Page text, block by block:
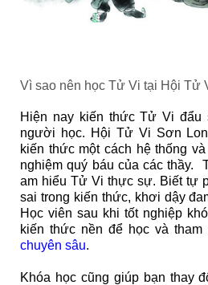
Vì sao nên học Tử Vi tại Hội Tử
Hiện nay kiến thức Tử Vi đẩu
người học. Hội Tử Vi Sơn
kiến thức một cách hệ thống
nghiệm quý báu của các thầy.
am hiểu Tử Vi thực sự. Biết tự
sai trong kiến thức, khơi dậy
Học viên sau khi tốt nghiệp
kiến thức nền để học và
chuyên sâu.
Khóa học cũng giúp bạn thay